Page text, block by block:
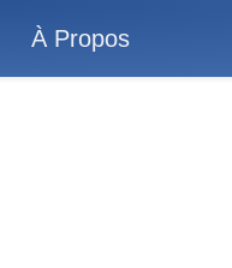
À Propos